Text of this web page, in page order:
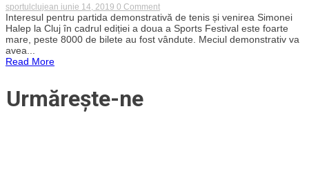
sportulclujean iunie 14, 2019 0 Commenton
Interes
mare
pentru
demonstrativul
Interesul pentru partida demonstrativă de tenis și venirea Simonei
Halep la Cluj în cadrul ediției a doua a Sports Festival este foarte
mare, peste 8000 de bilete au fost vândute. Meciul demonstrativ va
avea...
Read More
Urmărește-ne